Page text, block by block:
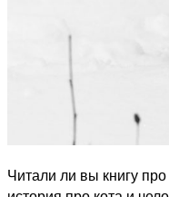
Читали ли вы книгу